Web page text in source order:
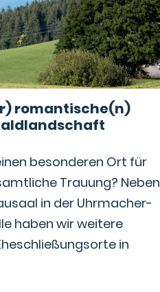
romantische(n)
besonderen Ort für
Trauung? Neben
in der Uhrmacher-
haben wir weitere
in